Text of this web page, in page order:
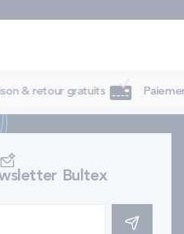
& retour gratuits
Bultex
S'INSCRIRE